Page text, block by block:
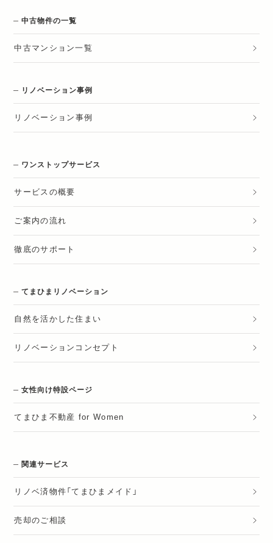
中古物件の一覧
中古マンション一覧
リノベーション事例
リノベーション 事例
ワンストップサービス
サービスの概要
ご案内の流れ
徹底のサポート
てまひまリノベーション
自然を活かした住まい
リノベーションコンセプト
女性向け特設ページ
てまひま不動産 for Women
関連サービス
リノベ済物件「てまひまメイド」
売却のご相談